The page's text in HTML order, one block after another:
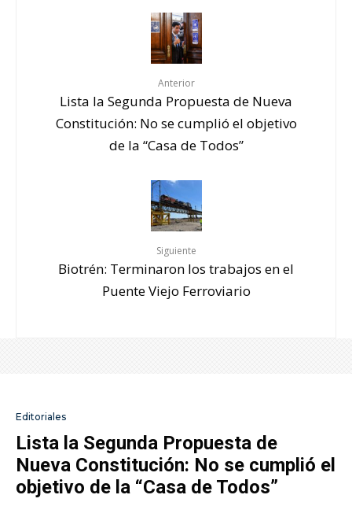
Anterior
Lista la Segunda Propuesta de Nueva
Constitución: No se cumplió el objetivo
de la “Casa de Todos”
Siguiente
Biotrén: Terminaron los trabajos en el
Puente Viejo Ferroviario
Editoriales
Lista la Segunda Propuesta de
Nueva Constitución: No se cumplió el
objetivo de la “Casa de Todos”